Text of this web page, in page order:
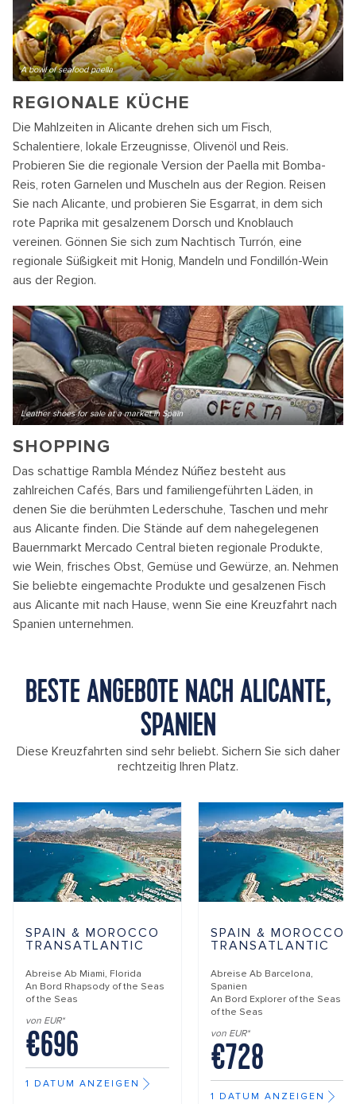
A bowl of seafood paella
REGIONALE KÜCHE
Die Mahlzeiten in Alicante drehen sich um Fisch,
Schalentiere, lokale Erzeugnisse, Olivenöl und Reis.
Probieren Sie die regionale Version der Paella mit Bomba-
Reis, roten Garnelen und Muscheln aus der Region. Reisen
Sie nach Alicante, und probieren Sie Esgarrat, in dem sich
rote Paprika mit gesalzenem Dorsch und Knoblauch
vereinen. Gönnen Sie sich zum Nachtisch Turrón, eine
regionale Süßigkeit mit Honig, Mandeln und Fondillón-Wein
aus der Region.
Leather shoes for sale at a market in Spain
SHOPPING
Das schattige Rambla Méndez Núñez besteht aus
zahlreichen Cafés, Bars und familiengeführten Läden, in
denen Sie die berühmten Lederschuhe, Taschen und mehr
aus Alicante finden. Die Stände auf dem nahegelegenen
Bauernmarkt Mercado Central bieten regionale Produkte,
wie Wein, frisches Obst, Gemüse und Gewürze, an. Nehmen
Sie beliebte eingemachte Produkte und gesalzenen Fisch
aus Alicante mit nach Hause, wenn Sie eine Kreuzfahrt nach
Spanien unternehmen.
BESTE ANGEBOTE NACH ALICANTE,
SPANIEN
Diese Kreuzfahrten sind sehr beliebt. Sichern Sie sich daher
rechtzeitig Ihren Platz.
SPAIN & MOROCCO
TRANSATLANTIC
Abreise Ab Miami, Florida
An Bord Rhapsody of the Seas
of the Seas
von EUR*
€696
1 DATUM ANZEIGEN
SPAIN & MOROCCO
TRANSATLANTIC
Abreise Ab Barcelona,
Spanien
An Bord Explorer of the Seas
of the Seas
von EUR*
€728
1 DATUM ANZEIGEN